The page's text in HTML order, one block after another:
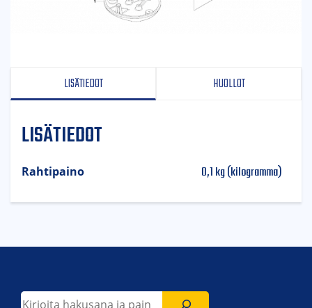
LISÄTIEDOT HUOLLOT
LISÄTIEDOT
Rahtipaino 0,1 kg (kilogramma)
Etsi